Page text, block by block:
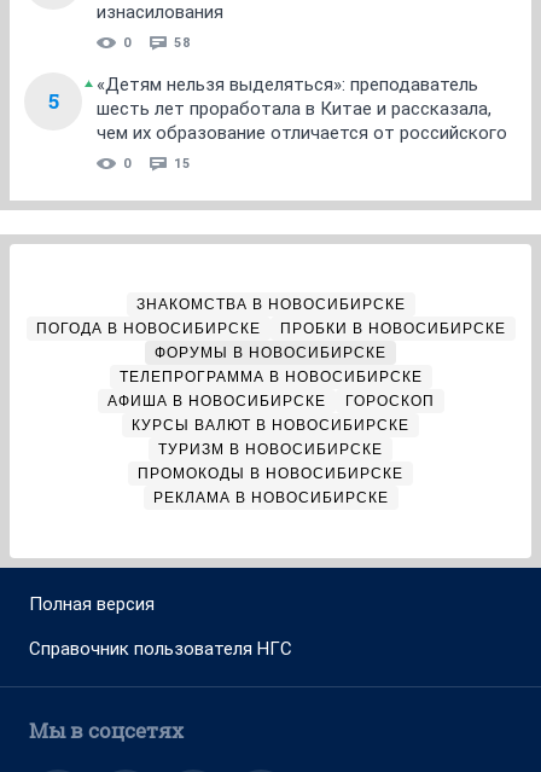
изнасилования
0 58
5
«Детям нельзя выделяться»: преподаватель
шесть лет проработала в Китае и рассказала,
чем их образование отличается от российского
0 15
ЗНАКОМСТВА В НОВОСИБИРСКЕ
ПОГОДА В НОВОСИБИРСКЕ
ПРОБКИ В НОВОСИБИРСКЕ
ФОРУМЫ В НОВОСИБИРСКЕ
ТЕЛЕПРОГРАММА В НОВОСИБИРСКЕ
АФИША В НОВОСИБИРСКЕ
ГОРОСКОП
КУРСЫ ВАЛЮТ В НОВОСИБИРСКЕ
ТУРИЗМ В НОВОСИБИРСКЕ
ПРОМОКОДЫ В НОВОСИБИРСКЕ
РЕКЛАМА В НОВОСИБИРСКЕ
Полная версия
Справочник пользователя НГС
Мы в соцсетях